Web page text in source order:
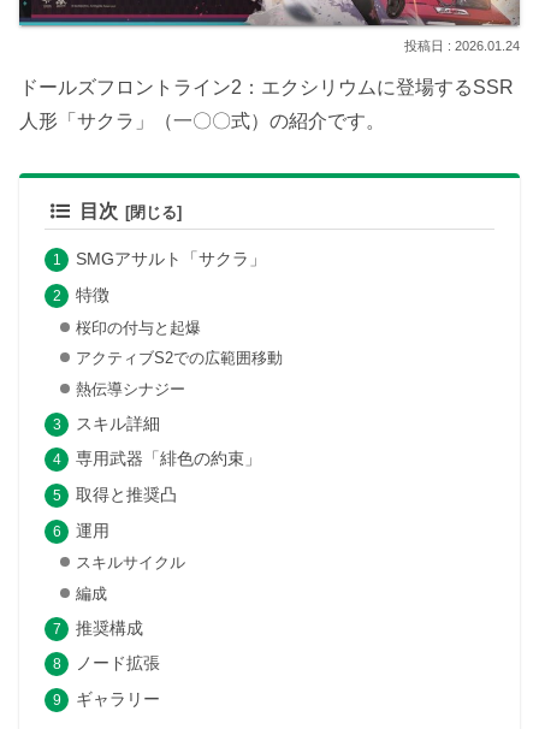
2026.01.24
ドールズフロントライン2：エクシリウムに登場するSSR
人形「サクラ」（一〇〇式）の紹介です。
目次
SMGアサルト「サクラ」
特徴
桜印の付与と起爆
アクティブS2での広範囲移動
熱伝導シナジー
スキル詳細
専用武器「緋色の約束」
取得と推奨凸
運用
スキルサイクル
編成
推奨構成
ノード拡張
ギャラリー